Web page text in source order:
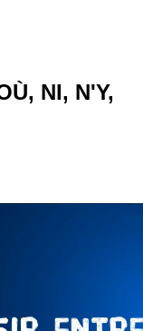
NI, N'Y,